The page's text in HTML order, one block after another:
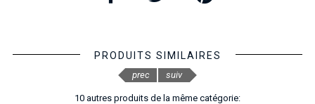
PRODUITS SIMILAIRES
10 autres produits de la même catégorie:
prec suiv